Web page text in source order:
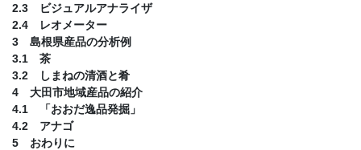
2.3 ビジュアルアナライザ
2.4 レオメーター
3 島根県産品の分析例
3.1 茶
3.2 しまねの清酒と肴
4 大田市地域産品の紹介
4.1 「おおだ逸品発掘」
4.2 アナゴ
5 おわりに